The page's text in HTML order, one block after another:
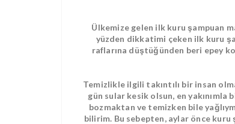
Ülkemize gelen ilk kuru şampuan
yüzden dikkatimi çeken ilk kuru
raflarına düştüğünden beri epey
Temizlikle ilgili takıntılı bir insan
gün sular kesik olsun, en yakınımla
bozmaktan ve temizken bile
bilirim. Bu sebepten, aylar önce